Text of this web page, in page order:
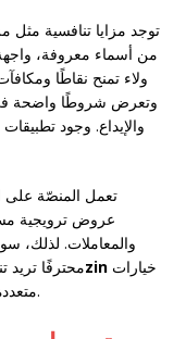
من أسماء معروفة،
ولاء تمنح نقاطًا
والإيداع. وجود
تعمل المنصّة على
عروض ترويجية
والمعاملات. لذلك،
محترفًا تريد99zin
متعددة تلائم احتياجاتك وتوقعاتك للترفيه والمكاسب.